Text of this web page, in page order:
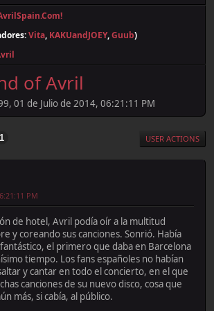
Vita, KAKUandJOEY,Guub)
of Avril
01 de Julio de 2014, 06:21:11 PM
1 USER ACTIONS
PM
de hotel, Avril podía oír a la multitud
y coreando sus canciones. Sonrió. Había
el primero que daba en Barcelona
tiempo. Los fans españoles no habían
y cantar en todo el concierto, en el que
canciones de su nuevo disco, cosa que
más, si cabía, al público.